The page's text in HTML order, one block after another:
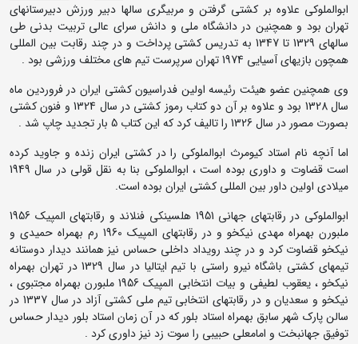
ابوالملوکی علاوه بر کشتی گرفتن و مربیگری سالها دبیر ورزش دبیرستانهای
تهران بود و همچنین در دانشگاه ملی و دانش سرای عالی تربیت بدنی طی
سالهای 1329 تا 1347 به تدریس کشتی پرداخت و در چند رقابت بین المللی
همچون بازیهای آسیایی 1974 تهران سرپرست تیم های مختلف ورزشی بود .
وی همچنین عضو هیئت رئیسه اولین فدراسیون کشتی ایران در فروردین ماه
سال 1328 بود و علاوه بر آن دو کتاب رموز کشتی در سال 1324 و فنون کشتی
بصورت مصور در سال 1326 را تالیف کرد که این کتاب 5 بار تجدید چاپ شد .
اما آنچه نام استاد کیومرث ابوالملوکی را در کشتی ایران زنده و جاوید کرده
است قضاوت و داوری بوده است ، ابوالملوکی بنا به نقل قولی در سال 1949
میلادی اولین داور بین المللی کشتی ایران بوده است.
ابوالملوکی در رقابتهای جهانی 1951 هلسینکی فنلاند و رقابتهای المپیک 1956
ملبورن بهمراه مهدی نیکخو و در رقابتهای المپیک 1960 رم بهمراه حمیدی و
نیکخو قضاوت کرد و در چند رویداد داخلی حساس نیز همانند دیدار دوستانه
تیمهای کشتی باشگاه نیرو راستی با تیم ایتالیا در سال 1329 در تهران بهمراه
نیکخو ، یعقوب لطیفی و بیات انتخابی المپیک 1956 ملبورن بهمراه مجتبوی ،
نیکخو و سعدیان و در رقابتهای انتخابی تیم ملی کشتی آزاد در سال 1337 در
سالن پارک شهر سابق بهمراه استاد بلور که در آن زمان استاد بلور دیدار حساس
توفیق جهانبخت و امامعلی حبیبی را سوت زد نیز داوری کرد .